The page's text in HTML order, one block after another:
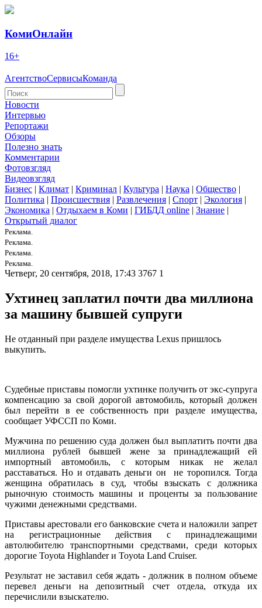
КомиОнлайн
16+
АгентствоСервисыКоманда
Новости
Интервью
Репортажи
Обзоры
Полезно знать
Комментарии
Фотовзгляд
Видеовзгляд
Бизнес | Климат | Криминал | Культура | Наука | Общество |
Политика | Происшествия | Развлечения | Спорт | Экология |
Экономика | Отдыхаем в Коми | ГИБДД online | Знание |
Открытый диалог
Реклама.
Реклама.
Реклама.
Реклама.
Четверг, 20 сентября, 2018, 17:43 3767 1
Ухтинец заплатил почти два миллиона
за машину бывшей супруги
Не отданный при разделе имущества Lexus пришлось
выкупить.
Судебные приставы помогли ухтинке получить от экс-супруга
компенсацию за свой дорогой автомобиль, который должен
был перейти в ее собственность при разделе имущества,
сообщает УФССП по Коми.
Мужчина по решению суда должен был выплатить почти два
миллиона рублей бывшей жене за принадлежащий ей
импортный автомобиль, с которым никак не желал
расставаться. Но и отдавать деньги он не торопился. Тогда
женщина обратилась в суд, чтобы взыскать с должника
рыночную стоимость машины и проценты за пользование
чужими денежными средствами.
Приставы арестовали его банковские счета и наложили запрет
на регистрационные действия с принадлежащими
автолюбителю транспортными средствами, среди которых
дорогие Toyota Highlander и Toyota Land Cruiser.
Результат не заставил себя ждать - должник в полном объеме
перевел деньги на депозитный счет отдела, откуда их
перечислили взыскателю.